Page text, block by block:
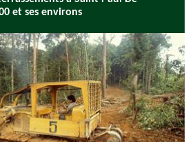
et ses environs